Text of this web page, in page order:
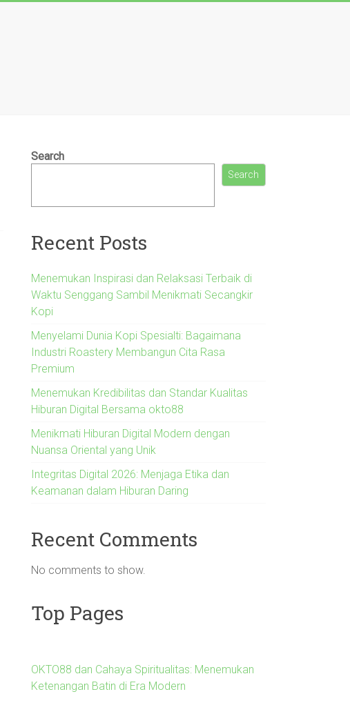
Search
Search
Recent Posts
Menemukan Inspirasi dan Relaksasi Terbaik di
Waktu Senggang Sambil Menikmati Secangkir
Kopi
Menyelami Dunia Kopi Spesialti: Bagaimana
Industri Roastery Membangun Cita Rasa
Premium
Menemukan Kredibilitas dan Standar Kualitas
Hiburan Digital Bersama okto88
Menikmati Hiburan Digital Modern dengan
Nuansa Oriental yang Unik
Integritas Digital 2026: Menjaga Etika dan
Keamanan dalam Hiburan Daring
Recent Comments
No comments to show.
Top Pages
OKTO88 dan Cahaya Spiritualitas: Menemukan
Ketenangan Batin di Era Modern